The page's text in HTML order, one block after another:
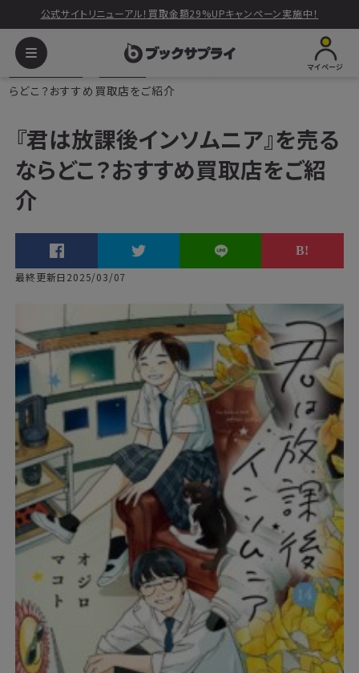
公式サイトリニューアル！買取金額29%UPキャンペーン実施中！
マイページ
ブックサプライ
『君は放課後インソムニア』を売るな
らどこ？おすすめ買取店をご紹介
『君は放課後インソムニア』を売る
ならどこ？おすすめ買取店をご紹
介
最終更新日2025/03/07